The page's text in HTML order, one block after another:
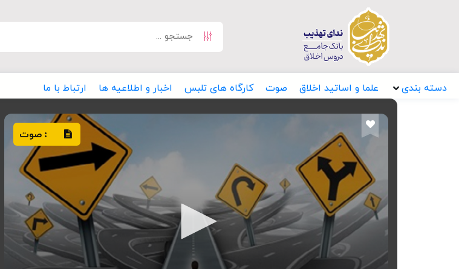
دسته بندی علما و اساتید اخلاق صوت کارگاه های تلبس اخبار و اطلاعیه ها ارتباط با ما
: صوت